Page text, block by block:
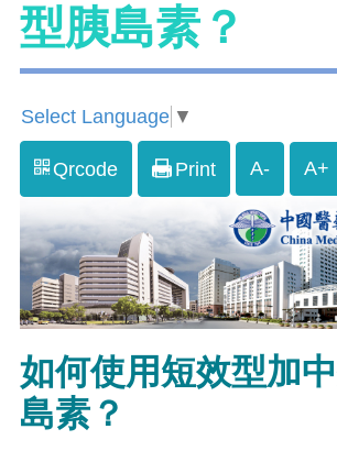
型胰島素？
Select Language ▼
Qrcode Print A- A+
如何使用短效型加
島素？